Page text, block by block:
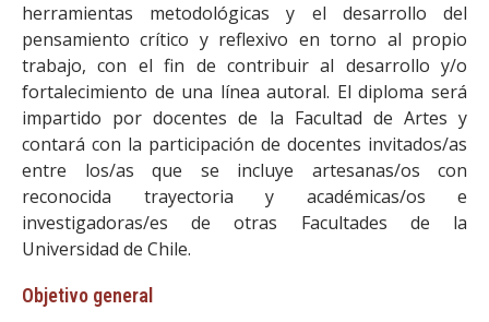
herramientas metodológicas y el desarrollo del
pensamiento crítico y reflexivo en torno al propio
trabajo, con el fin de contribuir al desarrollo y/o
fortalecimiento de una línea autoral. El diploma será
impartido por docentes de la Facultad de Artes y
contará con la participación de docentes invitados/as
entre los/as que se incluye artesanas/os con
reconocida trayectoria y académicas/os e
investigadoras/es de otras Facultades de la
Universidad de Chile.
Objetivo general